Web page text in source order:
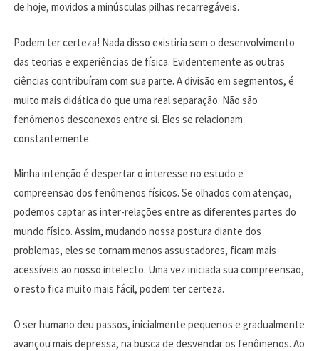
de hoje, movidos a minúsculas pilhas recarregáveis.
Podem ter certeza! Nada disso existiria sem o desenvolvimento
das teorias e experiências de física. Evidentemente as outras
ciências contribuíram com sua parte. A divisão em segmentos, é
muito mais didática do que uma real separação. Não são
fenômenos desconexos entre si. Eles se relacionam
constantemente.
Minha intenção é despertar o interesse no estudo e
compreensão dos fenômenos físicos. Se olhados com atenção,
podemos captar as inter-relações entre as diferentes partes do
mundo físico. Assim, mudando nossa postura diante dos
problemas, eles se tornam menos assustadores, ficam mais
acessíveis ao nosso intelecto. Uma vez iniciada sua compreensão,
o resto fica muito mais fácil, podem ter certeza.
O ser humano deu passos, inicialmente pequenos e gradualmente
avançou mais depressa, na busca de desvendar os fenômenos. Ao